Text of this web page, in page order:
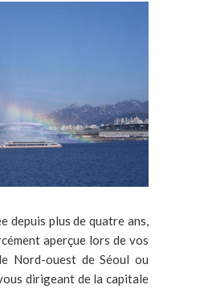
depuis plus de quatre ans,
aperçue lors de vos
Nord-ouest de Séoul ou
dirigeant de la capitale